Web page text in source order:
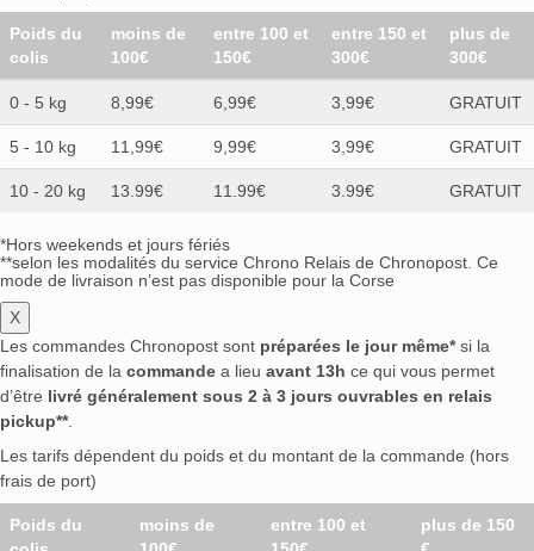
Poids du
colis
moins de
100€
entre 100 et
150€
entre 150 et
300€
plus de
300€
0 - 5 kg 8,99€ 6,99€ 3,99€ GRATUIT
5 - 10 kg 11,99€ 9,99€ 3,99€ GRATUIT
10 - 20 kg 13.99€ 11.99€ 3.99€ GRATUIT
*Hors weekends et jours fériés
**selon les modalités du service Chrono Relais de Chronopost. Ce
mode de livraison n’est pas disponible pour la Corse
X
Les commandes Chronopost sont préparées le jour même*si la
finalisation de la commande a lieu avant 13h ce qui vous permet
d’être livré généralement sous 2 à 3 jours ouvrables en relais
pickup**.
Les tarifs dépendent du poids et du montant de la commande (hors
frais de port)
Poids du
moins de
entre 100 et
plus de 150